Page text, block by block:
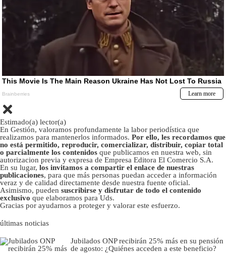
Estimado(a) lector(a)
En Gestión, valoramos profundamente la labor periodística que
realizamos para mantenerlos informados. Por ello, les recordamos que
no está permitido, reproducir, comercializar, distribuir, copiar total
o parcialmente los contenidos que publicamos en nuestra web, sin
autorizacion previa y expresa de Empresa Editora El Comercio S.A.
En su lugar, los invitamos a compartir el enlace de nuestras
publicaciones, para que más personas puedan acceder a información
veraz y de calidad directamente desde nuestra fuente oficial.
Asimismo, pueden suscribirse y disfrutar de todo el contenido
exclusivo que elaboramos para Uds.
Gracias por ayudarnos a proteger y valorar este esfuerzo.
últimas noticias
Jubilados ONP recibirán 25% más en su pensión
de agosto: ¿Quiénes acceden a este beneficio?